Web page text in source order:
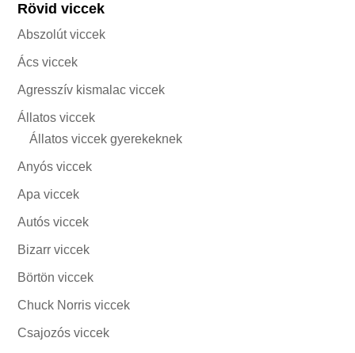
Rövid viccek
Abszolút viccek
Ács viccek
Agresszív kismalac viccek
Állatos viccek
Állatos viccek gyerekeknek
Anyós viccek
Apa viccek
Autós viccek
Bizarr viccek
Börtön viccek
Chuck Norris viccek
Csajozós viccek